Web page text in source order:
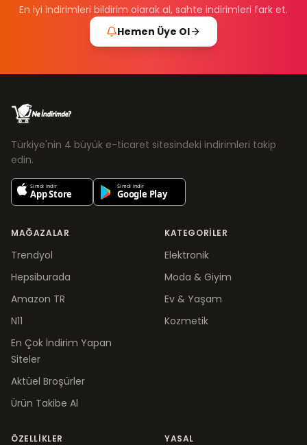
En iyi indirimleri bildirim olarak al, sahte indirimleri fark et.
Hemen Üye Ol
Türkiye'nin 4 büyük e-ticaret sitesindeki indirimleri takip
edin.
MAĞAZALAR
Trendyol
Hepsiburada
Amazon TR
N11
En Çok İndirim Yapan
Siteler
Aktüel Broşürler
Ürün Takibe Al
KATEGORILER
Elektronik
Moda & Giyim
Ev & Yaşam
Kozmetik
ÖZELLIKLER YASAL